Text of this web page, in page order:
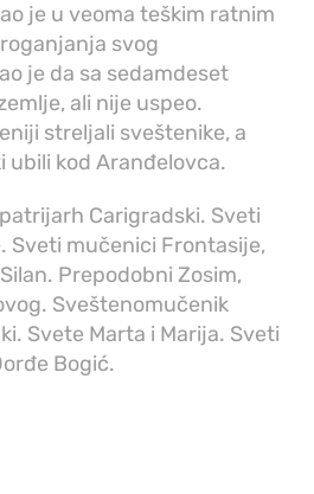
je u veoma teškim ratnim
svog
je da sa sedamdeset
ali nije uspeo.
streljali sveštenike, a
ubili kod Aranđelovca.
Carigradski. Sveti
Sveti mučenici Frontasije,
Prepodobni Zosim,
Sveštenomučenik
Svete Marta i Marija. Sveti
Bogić.